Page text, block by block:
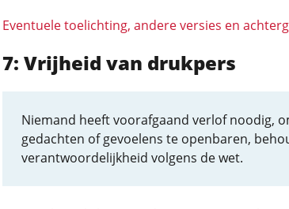
Eventuele toelichting, andere versies en
7: Vrijheid van drukpers
Niemand heeft voorafgaand verlof noodig,
gedachten of gevoelens te openbaren,
verantwoordelijkheid volgens de wet.